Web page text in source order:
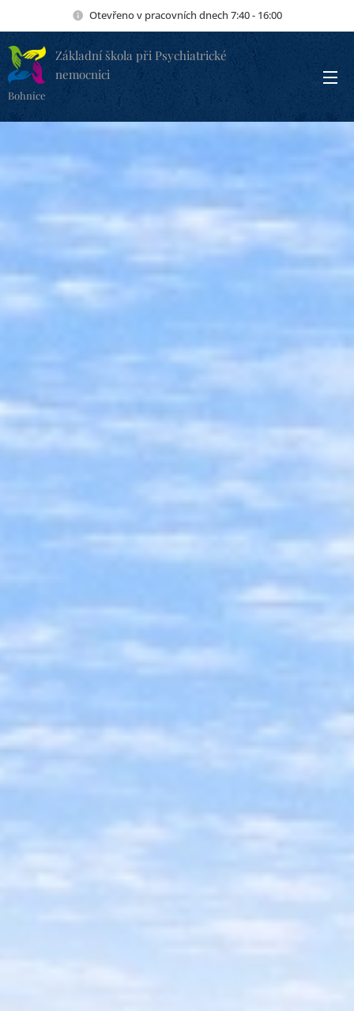
Otevřeno v pracovních dnech 7:40 - 16:00
Základní škola při Psychiatrické
nemocnici
Bohnice